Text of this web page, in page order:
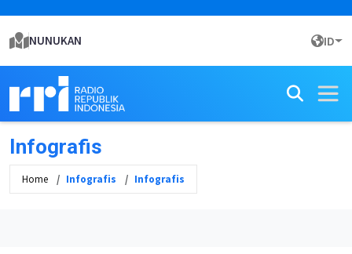
NUNUKAN ID
Infografis
Home Infografis Infografis